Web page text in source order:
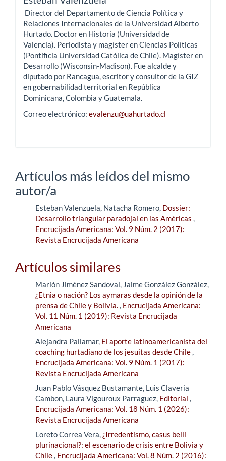
Director del Departamento de Ciencia Política y
Relaciones Internacionales de la Universidad Alberto
Hurtado. Doctor en Historia (Universidad de
Valencia). Periodista y magíster en Ciencias Políticas
(Pontificia Universidad Católica de Chile). Magíster en
Desarrollo (Wisconsin-Madison). Fue alcalde y
diputado por Rancagua, escritor y consultor de la GIZ
en gobernabilidad territorial en República
Dominicana, Colombia y Guatemala.
Correo electrónico: evalenzu@uahurtado.cl
Artículos más leídos del mismo
autor/a
Esteban Valenzuela, Natacha Romero, Dossier:
Desarrollo triangular paradojal en las Américas ,
Encrucijada Americana: Vol. 9 Núm. 2 (2017):
Revista Encrucijada Americana
Artículos similares
Marión Jiménez Sandoval, Jaime González González,
¿Etnia o nación? Los aymaras desde la opinión de la
prensa de Chile y Bolivia., Encrucijada Americana:
Vol. 11 Núm. 1 (2019): Revista Encrucijada
Americana
Alejandra Pallamar, El aporte latinoamericanista del
coaching hurtadiano de los jesuitas desde Chile,
Encrucijada Americana: Vol. 9 Núm. 1 (2017):
Revista Encrucijada Americana
Juan Pablo Vásquez Bustamante, Luis Claveria
Cambon, Laura Vigouroux Parraguez, Editorial ,
Encrucijada Americana: Vol. 18 Núm. 1 (2026):
Revista Encrucijada Americana
Loreto Correa Vera, ¿Irredentismo, casus belli
plurinacional?: el escenario de crisis entre Bolivia y
Chile, Encrucijada Americana: Vol. 8 Núm. 2 (2016):